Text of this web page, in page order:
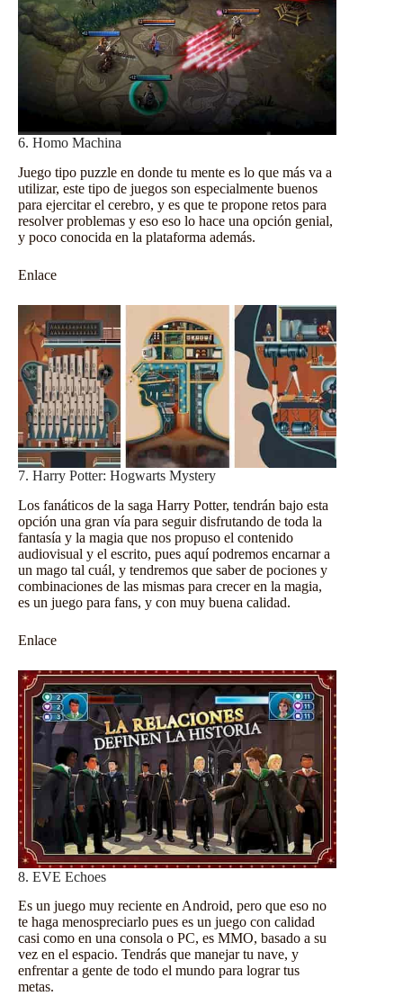
6. Homo Machina
Juego tipo puzzle en donde tu mente es lo que más va a
utilizar, este tipo de juegos son especialmente buenos
para ejercitar el cerebro, y es que te propone retos para
resolver problemas y eso eso lo hace una opción genial,
y poco conocida en la plataforma además.
Enlace
7. Harry Potter: Hogwarts Mystery
Los fanáticos de la saga Harry Potter, tendrán bajo esta
opción una gran vía para seguir disfrutando de toda la
fantasía y la magia que nos propuso el contenido
audiovisual y el escrito, pues aquí podremos encarnar a
un mago tal cuál, y tendremos que saber de pociones y
combinaciones de las mismas para crecer en la magia,
es un juego para fans, y con muy buena calidad.
Enlace
8. EVE Echoes
Es un juego muy reciente en Android, pero que eso no
te haga menospreciarlo pues es un juego con calidad
casi como en una consola o PC, es MMO, basado a su
vez en el espacio. Tendrás que manejar tu nave, y
enfrentar a gente de todo el mundo para lograr tus
metas.